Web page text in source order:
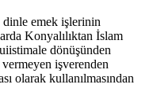
dinle emek işlerinin
Konyalılıktan İslam
dönüşünden
işverenden
olarak kullanılmasından